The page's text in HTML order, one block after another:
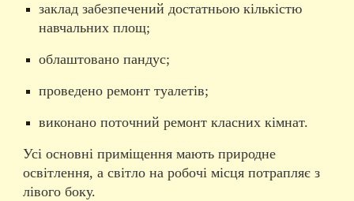
заклад забезпечений достатньою кількістю
навчальних площ;
облаштовано пандус;
проведено ремонт туалетів;
виконано поточний ремонт класних кімнат.
Усі основні приміщення мають природне
освітлення, а світло на робочі місця потрапляє з
лівого боку.